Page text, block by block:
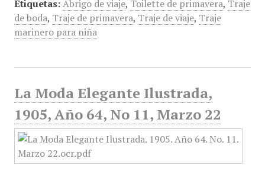
Etiquetas: Abrigo de viaje, Toilette de primavera, Traje
de boda, Traje de primavera, Traje de viaje, Traje
marinero para niña
La Moda Elegante Ilustrada,
1905, Año 64, No 11, Marzo 22